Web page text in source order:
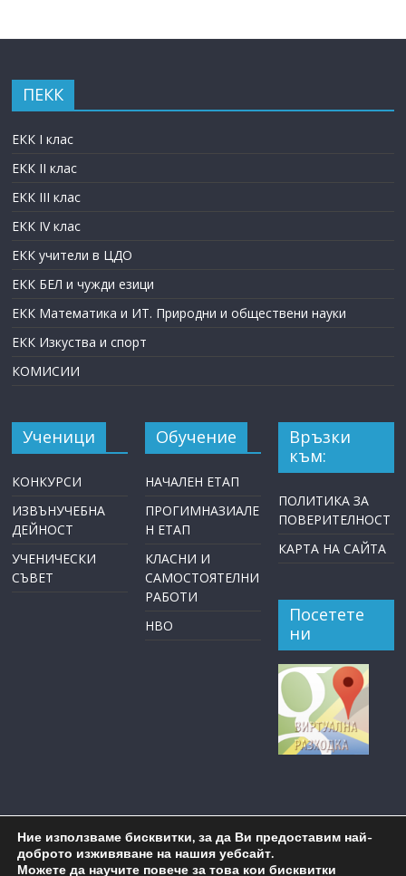
ПЕКК
ЕКК I клас
ЕКК II клас
ЕКК III клас
ЕКК IV клас
ЕКК учители в ЦДО
ЕКК БЕЛ и чужди езици
ЕКК Математика и ИТ. Природни и обществени науки
ЕКК Изкуства и спорт
КОМИСИИ
Ученици
КОНКУРСИ
ИЗВЪНУЧЕБНА
ДЕЙНОСТ
УЧЕНИЧЕСКИ
СЪВЕТ
Обучение
НАЧАЛЕН ЕТАП
ПРОГИМНАЗИАЛЕ
Н ЕТАП
КЛАСНИ И
САМОСТОЯТЕЛНИ
РАБОТИ
НВО
Връзки
към:
ПОЛИТИКА ЗА
ПОВЕРИТЕЛНОСТ
КАРТА НА САЙТА
Посетете
ни
Ние използваме бисквитки, за да Ви предоставим най-
доброто изживяване на нашия уебсайт.
Можете да научите повече за това кои бисквитки